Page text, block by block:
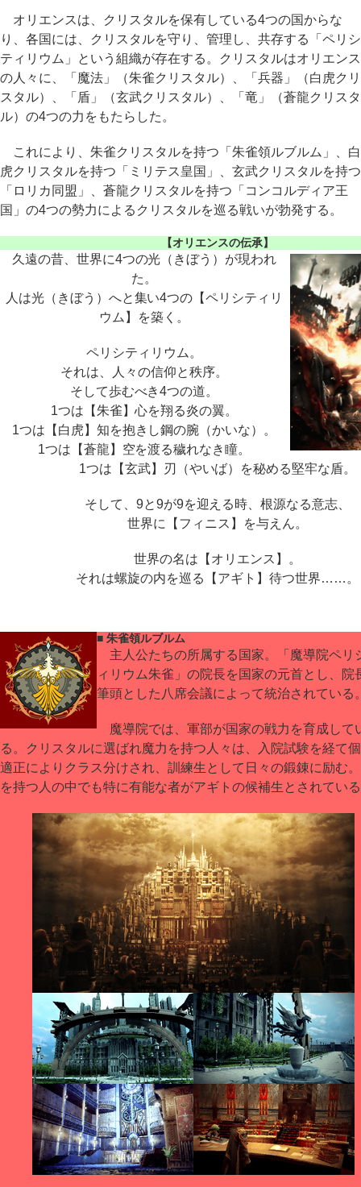
オリエンスは、クリスタルを保有している4つの国からな
り、各国には、クリスタルを守り、管理し、共存する「ペリシ
ティリウム」という組織が存在する。クリスタルはオリエンス
の人々に、「魔法」（朱雀クリスタル）、「兵器」（白虎クリ
スタル）、「盾」（玄武クリスタル）、「竜」（蒼龍クリスタ
ル）の4つの力をもたらした。
これにより、朱雀クリスタルを持つ「朱雀領ルブルム」、白
虎クリスタルを持つ「ミリテス皇国」、玄武クリスタルを持つ
「ロリカ同盟」、蒼龍クリスタルを持つ「コンコルディア王
国」の4つの勢力によるクリスタルを巡る戦いが勃発する。
【オリエンスの伝承】
久遠の昔、世界に4つの光（きぼう）が現われ
た。
人は光（きぼう）へと集い4つの【ペリシティリ
ウム】を築く。
ペリシティリウム。
それは、人々の信仰と秩序。
そして歩むべき4つの道。
1つは【朱雀】心を翔る炎の翼。
1つは【白虎】知を抱きし鋼の腕（かいな）。
1つは【蒼龍】空を渡る穢れなき瞳。
1つは【玄武】刃（やいば）を秘める堅牢な盾。
そして、9と9が9を迎える時、根源なる意志、
世界に【フィニス】を与えん。
世界の名は【オリエンス】。
それは螺旋の内を巡る【アギト】待つ世界……。
■ 朱雀領ルブルム
主人公たちの所属する国家。「魔導院ペリ
ィリウム朱雀」の院長を国家の元首とし、院
筆頭とした八席会議によって統治されている
魔導院では、軍部が国家の戦力を育成して
る。クリスタルに選ばれ魔力を持つ人々は、入院試験を経て
適正によりクラス分けされ、訓練生として日々の鍛錬に励む
を持つ人の中でも特に有能な者がアギトの候補生とされてい